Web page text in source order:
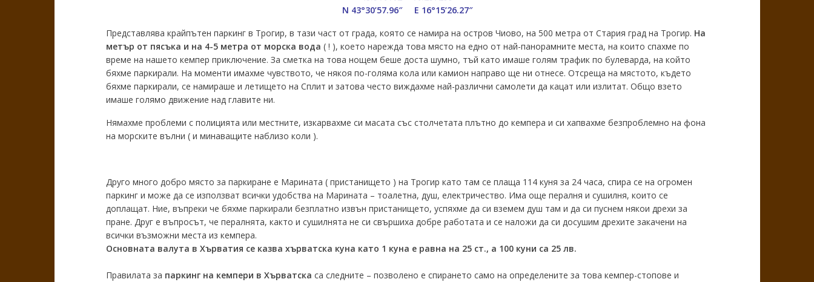
N 43°30’57.96″ E 16°15’26.27″
Представлява крайпътен паркинг в Трогир, в тази част от града, която се намира на остров Чиово, на 500 метра от Стария град на Трогир. На
метър от пясъка и на 4-5 метра от морска вода ( ! ), което нарежда това място на едно от най-панорамните места, на които спахме по
време на нашето кемпер приключение. За сметка на това нощем беше доста шумно, тъй като имаше голям трафик по булеварда, на който
бяхме паркирали. На моменти имахме чувството, че някоя по-голяма кола или камион направо ще ни отнесе. Отсреща на мястото, където
бяхме паркирали, се намираше и летището на Сплит и затова често виждахме най-различни самолети да кацат или излитат. Общо взето
имаше голямо движение над главите ни.
Нямахме проблеми с полицията или местните, изкарвахме си масата със столчетата плътно до кемпера и си хапвахме безпроблемно на фона
на морските вълни ( и минаващите наблизо коли ).
Друго много добро място за паркиране е Марината ( пристанището ) на Трогир като там се плаща 114 куня за 24 часа, спира се на огромен
паркинг и може да се използват всички удобства на Марината – тоалетна, душ, електричество. Има още пералня и сушилня, които се
доплащат. Ние, въпреки че бяхме паркирали безплатно извън пристанището, успяхме да си вземем душ там и да си пуснем някои дрехи за
пране. Друг е въпросът, че пералнята, както и сушилнята не си свършиха добре работата и се наложи да си досушим дрехите закачени на
всички възможни места из кемпера.
Основната валута в Хърватия се казва хърватска куна като 1 куна е равна на 25 ст., а 100 куни са 25 лв.
Правилата за паркинг на кемпери в Хърватска са следните – позволено е спирането само на определените за това кемпер-стопове и